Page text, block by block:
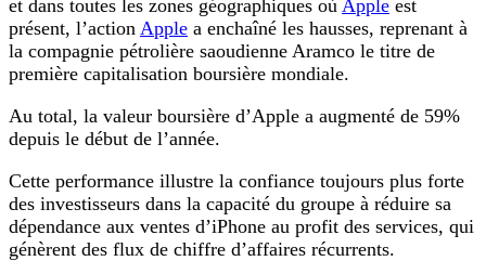
et dans toutes les zones géographiques où Apple est
présent, l’action Apple a enchaîné les hausses, reprenant à
la compagnie pétrolière saoudienne Aramco le titre de
première capitalisation boursière mondiale.
Au total, la valeur boursière d’Apple a augmenté de 59%
depuis le début de l’année.
Cette performance illustre la confiance toujours plus forte
des investisseurs dans la capacité du groupe à réduire sa
dépendance aux ventes d’iPhone au profit des services, qui
génèrent des flux de chiffre d’affaires récurrents.